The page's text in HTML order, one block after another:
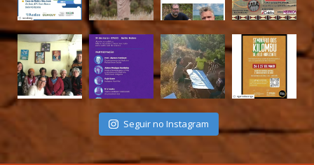
Seguir no Instagram